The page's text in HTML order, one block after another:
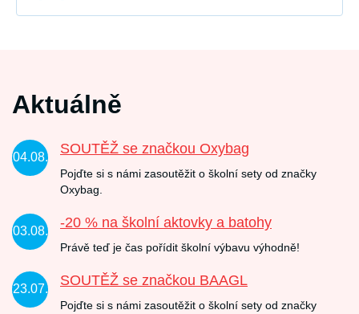
Aktuálně
04.08.
SOUTĚŽ se značkou Oxybag
Pojďte si s námi zasoutěžit o školní sety od značky
Oxybag.
03.08.
-20 % na školní aktovky a batohy
Právě teď je čas pořídit školní výbavu výhodně!
23.07.
SOUTĚŽ se značkou BAAGL
Pojďte si s námi zasoutěžit o školní sety od značky